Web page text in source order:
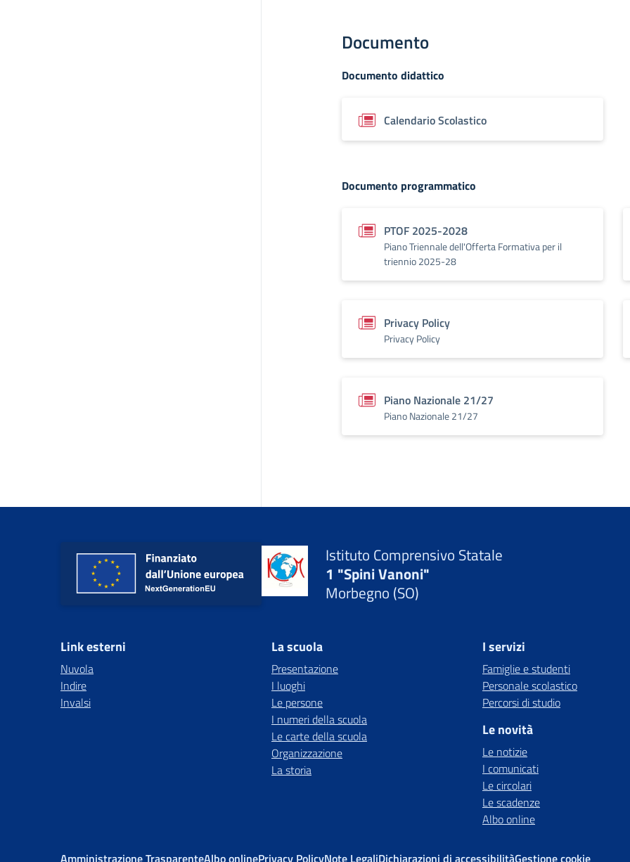
Documento
Documento didattico
Calendario Scolastico
Documento programmatico
PTOF 2025-2028
Piano Triennale dell'Offerta Formativa per il
triennio 2025-28
Privacy Policy
Privacy Policy
Piano Nazionale 21/27
Piano Nazionale 21/27
Istituto Comprensivo Statale
1 "Spini Vanoni"
Morbegno (SO)
Link esterni
Nuvola
Indire
Invalsi
La scuola
Presentazione
I luoghi
Le persone
I numeri della scuola
Le carte della scuola
Organizzazione
La storia
I servizi
Famiglie e studenti
Personale scolastico
Percorsi di studio
Le novità
Le notizie
I comunicati
Le circolari
Le scadenze
Albo online
Amministrazione TrasparenteAlbo onlinePrivacy PolicyNote LegaliDichiarazioni di accessibilitàGestione cookie